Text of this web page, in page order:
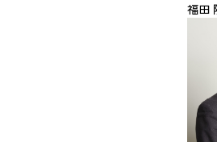
福田